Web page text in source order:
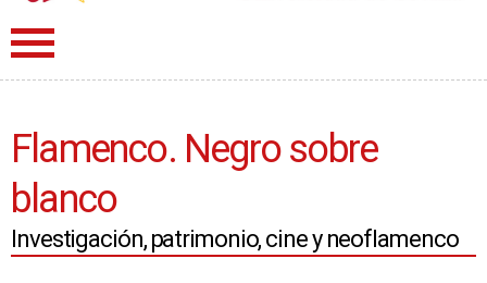
Flamenco. Negro sobre
blanco
Investigación, patrimonio, cine y neoflamenco